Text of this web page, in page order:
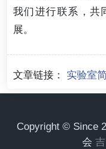
我们进行联系，共
展。
文章链接： 实验室
Copyright © Since
会